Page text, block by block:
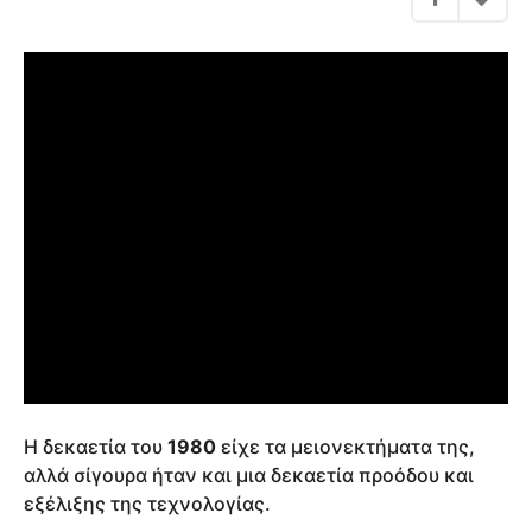
Η δεκαετία του 1980 είχε τα μειονεκτήματα της,
αλλά σίγουρα ήταν και μια δεκαετία προόδου και
εξέλιξης της τεχνολογίας.